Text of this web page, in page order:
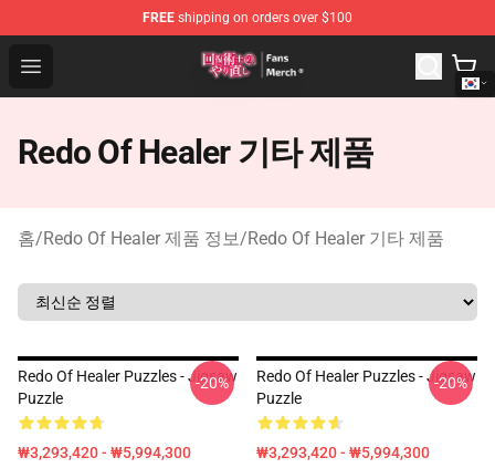
FREE shipping on orders over $100
Open menu
Redo Of Healer Store - Official Redo Of Healer
Redo Of Healer 기타 제품
홈/Redo Of Healer 제품 정보/Redo Of Healer 기타 제품
Redo Of Healer Puzzles - Jigsaw
Puzzle
₩3,293,420 - ₩5,994,300
-20%
Redo Of Healer Puzzles - Jigsaw
Puzzle
₩3,293,420 - ₩5,994,300
-20%